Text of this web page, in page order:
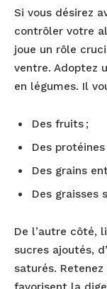
Si vous désirez
contrôler votre
joue un rôle
ventre. Adoptez
en légumes. Il
Des fruits ;
Des
Des grains
Des graisses
De l’autre côté,
sucres ajoutés,
saturés.